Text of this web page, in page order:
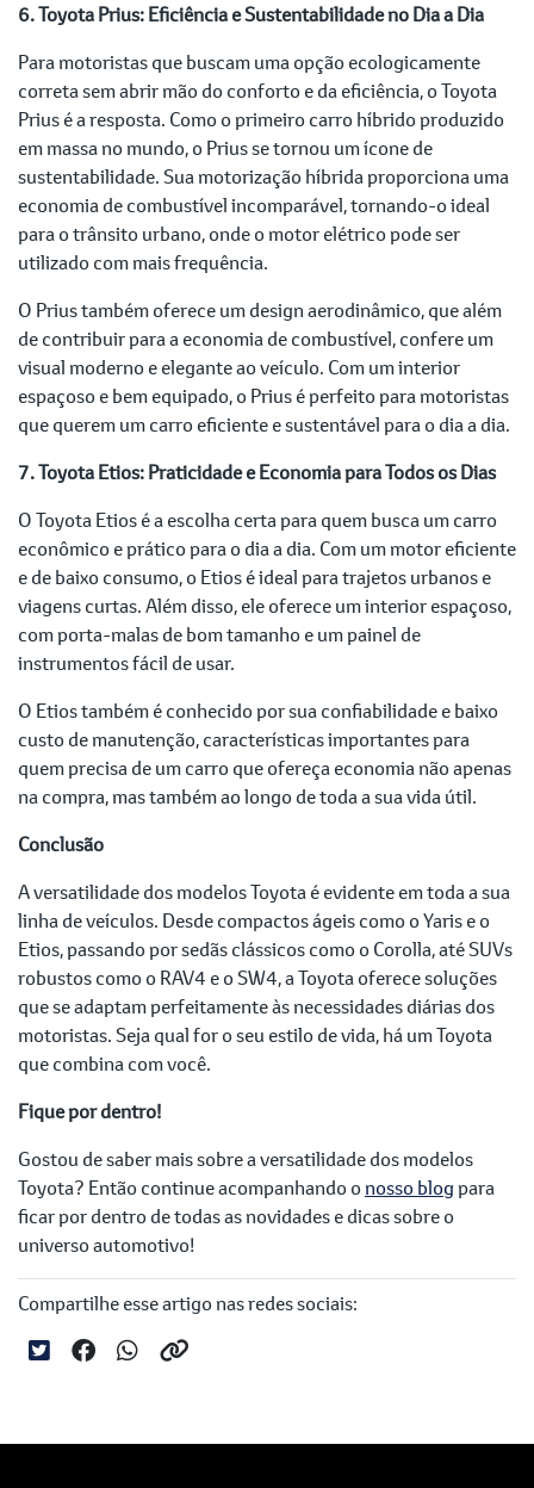
6. Toyota Prius: Eficiência e Sustentabilidade no Dia a Dia
Para motoristas que buscam uma opção ecologicamente
correta sem abrir mão do conforto e da eficiência, o Toyota
Prius é a resposta. Como o primeiro carro híbrido produzido
em massa no mundo, o Prius se tornou um ícone de
sustentabilidade. Sua motorização híbrida proporciona uma
economia de combustível incomparável, tornando-o ideal
para o trânsito urbano, onde o motor elétrico pode ser
utilizado com mais frequência.
O Prius também oferece um design aerodinâmico, que além
de contribuir para a economia de combustível, confere um
visual moderno e elegante ao veículo. Com um interior
espaçoso e bem equipado, o Prius é perfeito para motoristas
que querem um carro eficiente e sustentável para o dia a dia.
7. Toyota Etios: Praticidade e Economia para Todos os Dias
O Toyota Etios é a escolha certa para quem busca um carro
econômico e prático para o dia a dia. Com um motor eficiente
e de baixo consumo, o Etios é ideal para trajetos urbanos e
viagens curtas. Além disso, ele oferece um interior espaçoso,
com porta-malas de bom tamanho e um painel de
instrumentos fácil de usar.
O Etios também é conhecido por sua confiabilidade e baixo
custo de manutenção, características importantes para
quem precisa de um carro que ofereça economia não apenas
na compra, mas também ao longo de toda a sua vida útil.
Conclusão
A versatilidade dos modelos Toyota é evidente em toda a sua
linha de veículos. Desde compactos ágeis como o Yaris e o
Etios, passando por sedãs clássicos como o Corolla, até SUVs
robustos como o RAV4 e o SW4, a Toyota oferece soluções
que se adaptam perfeitamente às necessidades diárias dos
motoristas. Seja qual for o seu estilo de vida, há um Toyota
que combina com você.
Fique por dentro!
Gostou de saber mais sobre a versatilidade dos modelos
Toyota? Então continue acompanhando o nosso blogpara
ficar por dentro de todas as novidades e dicas sobre o
universo automotivo!
Compartilhe esse artigo nas redes sociais: